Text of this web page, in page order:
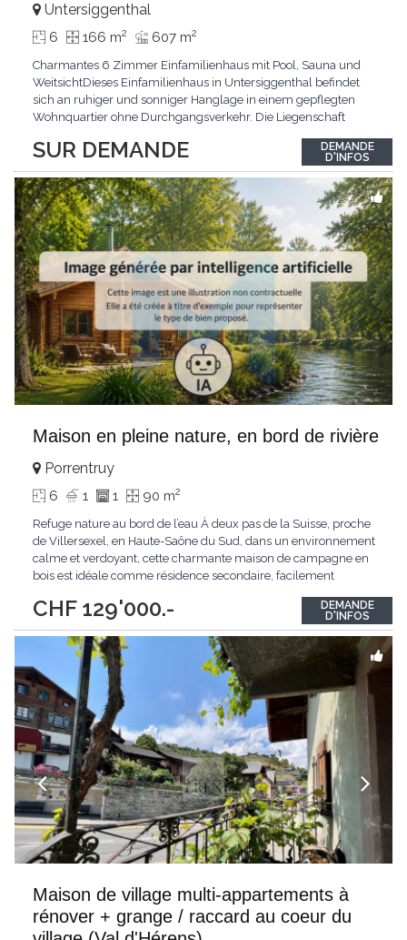
SUR DEMANDE
Untersiggenthal
6 166 m2 607 m2
Charmantes 6 Zimmer Einfamilienhaus mit Pool, Sauna und
WeitsichtDieses Einfamilienhaus in Untersiggenthal befindet
sich an ruhiger und sonniger Hanglage in einem gepflegten
Wohnquartier ohne Durchgangsverkehr. Die Liegenschaft
Nebenflächen sowie attraktive Freizeitmöglichkeiten mit Sauna
und eigenem Aussenpool. Das Haus wurde ursprünglich...
DEMANDE
D'INFOS
Maison en pleine nature, en bord de rivière
CHF 129'000.-
Porrentruy
6 1 1 90 m2
Refuge nature au bord de l’eau À deux pas de la Suisse, proche
de Villersexel, en Haute-Saône du Sud, dans un environnement
calme et verdoyant, cette charmante maison de campagne en
bois est idéale comme résidence secondaire, facilement
magnifique terrain plat, privatif et entièrement clôturé de plus
de 2’800 m², la propriété...
DEMANDE
D'INFOS
Maison de village multi-appartements à
rénover + grange / raccard au coeur du